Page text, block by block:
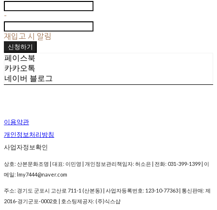
-
재입고 시 알림
신청하기
페이스북
카카오톡
네이버 블로그
이용약관
개인정보처리방침
사업자정보확인
상호: 산본문화조명 | 대표: 이민영 | 개인정보관리책임자: 허소은 | 전화: 031-399-1399 | 이
메일: lmy7444@naver.com
주소: 경기도 군포시 고산로 711-1 (산본동) | 사업자등록번호: 123-10-77363 | 통신판매: 제
2016-경기군포-0002호 | 호스팅제공자: (주)식스샵